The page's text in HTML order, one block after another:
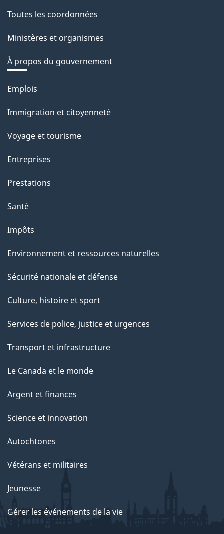
Toutes les coordonnées
Ministères et organismes
À propos du gouvernement
Thèmes
sujets
Emplois
Immigration et citoyenneté
Voyage et tourisme
Entreprises
Prestations
Santé
Impôts
Environnement et ressources naturelles
Sécurité nationale et défense
Culture, histoire et sport
Services de police, justice et urgences
Transport et infrastructure
Le Canada et le monde
Argent et finances
Science et innovation
Autochtones
Vétérans et militaires
Jeunesse
Gérer les événements de la vie